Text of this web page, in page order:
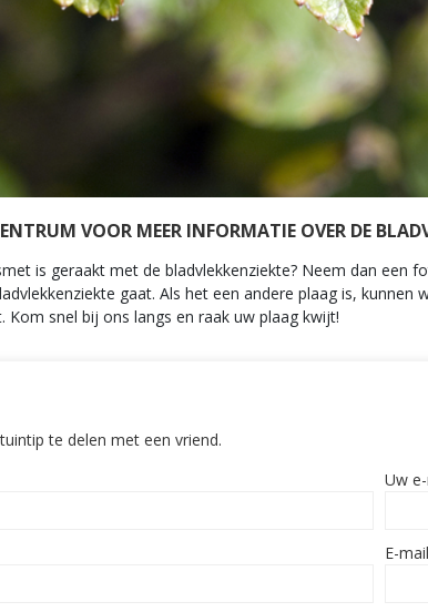
VOOR MEER INFORMATIE OVER DE
is geraakt met de bladvlekkenziekte? Neem dan
gaat. Als het een andere plaag is,
Kom snel bij ons langs en raak uw plaag kwijt!
te delen met een vriend.
Uw
E-